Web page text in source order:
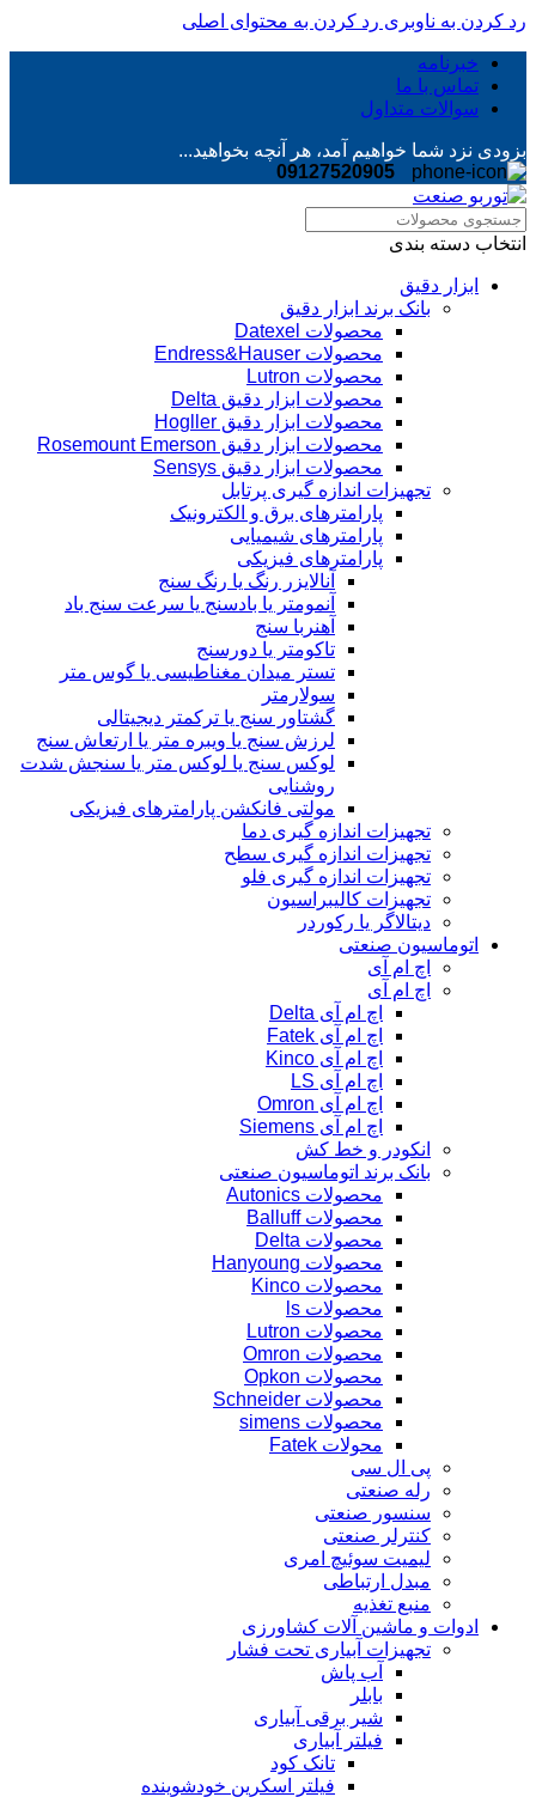
رد کردن به ناوبری رد کردن به محتوای اصلی
خبرنامه
تماس با ما
سوالات متداول
بزودی نزد شما خواهیم آمد، هر آنچه بخواهید...
09127520905
انتخاب دسته بندی
ابزار دقیق
بانک برند ابزار دقیق
محصولات Datexel
محصولات Endress&Hauser
محصولات Lutron
محصولات ابزار دقیق Delta
محصولات ابزار دقیق Hogller
محصولات ابزار دقیق Rosemount Emerson
محصولات ابزار دقیق Sensys
تجهیزات اندازه گیری پرتابل
پارامترهای برق و الکترونیک
پارامترهای شیمیایی
پارامترهای فیزیکی
آنالایزر رنگ یا رنگ سنج
آنمومتر یا بادسنج یا سرعت سنج باد
آهنربا سنج
تاکومتر یا دورسنج
تستر میدان مغناطیسی یا گوس متر
سولارمتر
گشتاور سنج یا ترکمتر دیجیتالی
لرزش سنج یا ویبره متر یا ارتعاش سنج
لوکس سنج یا لوکس متر یا سنجش شدت
روشنایی
مولتی فانکشن پارامترهای فیزیکی
تجهیزات اندازه گیری دما
تجهیزات اندازه گیری سطح
تجهیزات اندازه گیری فلو
تجهیزات کالیبراسیون
دیتالاگر یا رکوردر
اتوماسیون صنعتی
اچ ام آی
اچ ام آی
اچ ام آی Delta
اچ ام آی Fatek
اچ ام آی Kinco
اچ ام آی LS
اچ ام آی Omron
اچ ام آی Siemens
انکودر و خط کش
بانک برند اتوماسیون صنعتی
محصولات Autonics
محصولات Balluff
محصولات Delta
محصولات Hanyoung
محصولات Kinco
محصولات ls
محصولات Lutron
محصولات Omron
محصولات Opkon
محصولات Schneider
محصولات simens
محولات Fatek
پی ال سی
رله صنعتی
سنسور صنعتی
کنترلر صنعتی
لیمیت سوئیچ امری
مبدل ارتباطی
منبع تغذیه
ادوات و ماشین آلات کشاورزی
تجهیزات آبیاری تحت فشار
آب پاش
بابلر
شیر برقی آبیاری
فیلتر آبیاری
تانک کود
فیلتر اسکرین خودشوینده